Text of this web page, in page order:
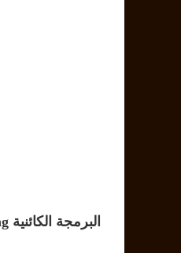
البرمجة الكائنية OOP – Object oriented programming